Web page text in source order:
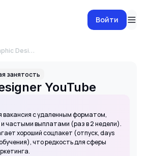
Войти
Designer YouTube
занятость
YouTube
вакансия с удаленным форматом,
частыми выплатами (раз в 2 недели).
хороший соцпакет (отпуск, days
что редкость для сферы